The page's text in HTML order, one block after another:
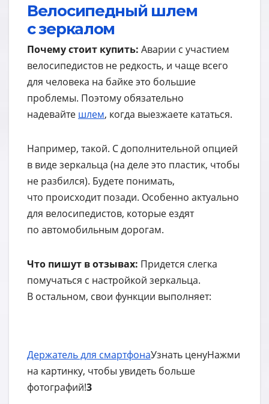
Велосипедный шлем
с зеркалом
Почему стоит купить: Аварии с участием
велосипедистов не редкость, и чаще всего
для человека на байке это большие
проблемы. Поэтому обязательно
надевайте шлем, когда выезжаете кататься.
Например, такой. С дополнительной опцией
в виде зеркальца (на деле это пластик, чтобы
не разбился). Будете понимать,
что происходит позади. Особенно актуально
для велосипедистов, которые ездят
по автомобильным дорогам.
Что пишут в отзывах: Придется слегка
помучаться с настройкой зеркальца.
В остальном, свои функции выполняет:
Держатель для смартфонаУзнать ценуНажми
на картинку, чтобы увидеть больше
фотографий!3